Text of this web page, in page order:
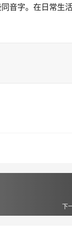
音字。在日常生
下